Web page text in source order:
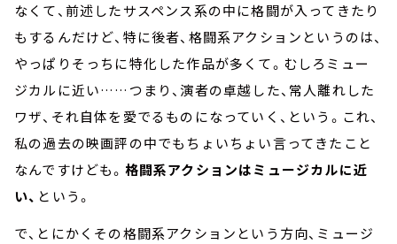
なくて、前述したサスペンス系の中に格闘が入ってきたり
もするんだけど、特に後者、格闘系アクションというのは、
やっぱりそっちに特化した作品が多くて。むしろミュー
ジカルに近い……つまり、演者の卓越した、常人離れした
ワザ、それ自体を愛でるものになっていく、という。これ、
私の過去の映画評の中でもちょいちょい言ってきたこと
なんですけども。 格闘系アクションはミュージカルに近
い、 という。
で、とにかくその格闘系アクションという方向、ミュージ